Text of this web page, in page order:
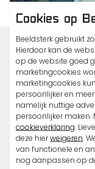
IN 3
Beeldsterk
We
gebaseerd op
over drie
Cookies op
Beeldsterk gebruikt
Hierdoor kan de
op de website goed
marketingcookies
marketingcookies
persoonlijker en
namelijk nuttige
persoonlijker maken.
cookieverklaring.
deze hierweigeren.
van functionele en
nog aanpassen op